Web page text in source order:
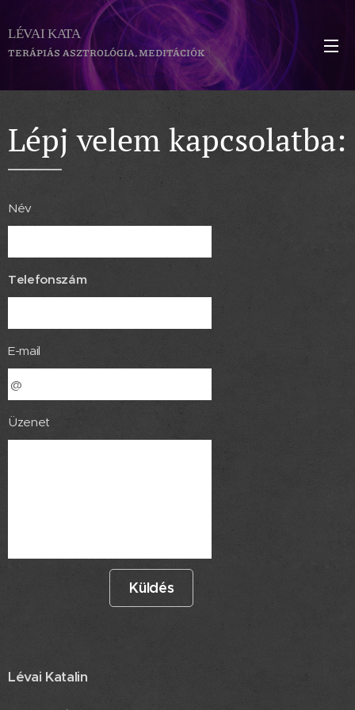
LÉVAI KATA
TERÁPIÁS ASZTROLÓGIA, MEDITÁCIÓK
Lépj velem kapcsolatba:
Név
Telefonszám
E-mail
Üzenet
Küldés
Lévai Katalin